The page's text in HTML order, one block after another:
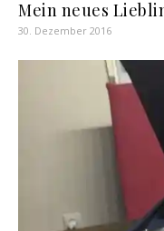
Mein neues
30. Dezember 2016